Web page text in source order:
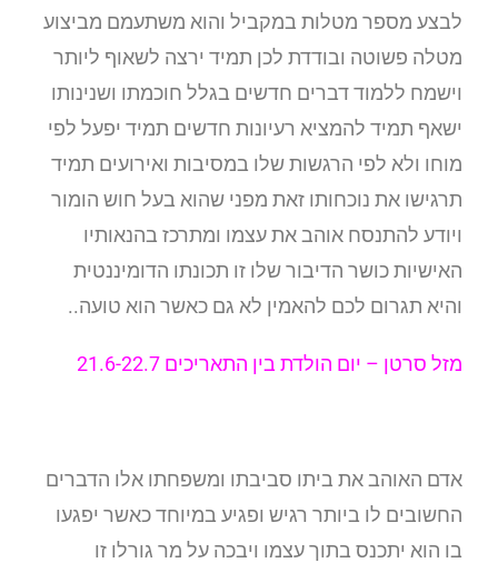
לבצע מספר מטלות במקביל והוא משתעמם מביצוע
מטלה פשוטה ובודדת לכן תמיד ירצה לשאוף ליותר
וישמח ללמוד דברים חדשים בגלל חוכמתו ושנינותו
ישאף תמיד להמציא רעיונות חדשים תמיד יפעל לפי
מוחו ולא לפי הרגשות שלו במסיבות ואירועים תמיד
תרגישו את נוכחותו זאת מפני שהוא בעל חוש הומור
ויודע להתנסח אוהב את עצמו ומתרכז בהנאותיו
האישיות כושר הדיבור שלו זו תכונתו הדומיננטית
והיא תגרום לכם להאמין לא גם כאשר הוא טועה..
מזל סרטן – יום הולדת בין התאריכים 21.6-22.7
אדם האוהב את ביתו סביבתו ומשפחתו אלו הדברים
החשובים לו ביותר רגיש ופגיע במיוחד כאשר יפגעו
בו הוא יתכנס בתוך עצמו ויבכה על מר גורלו זו